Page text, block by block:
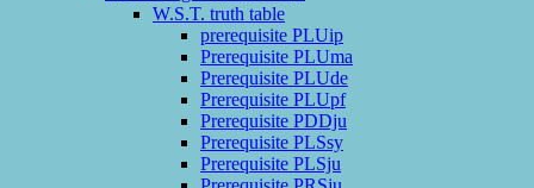
W.S.T. truth table
prerequisite PLUip
Prerequisite PLUma
Prerequisite PLUde
Prerequisite PLUpf
Prerequisite PDDju
Prerequisite PLSsy
Prerequisite PLSju